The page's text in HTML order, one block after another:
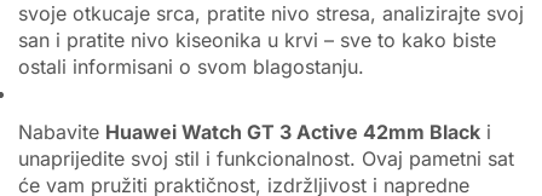
svoje otkucaje srca, pratite nivo stresa, analizirajte svoj
san i pratite nivo kiseonika u krvi – sve to kako biste
ostali informisani o svom blagostanju.
Nabavite Huawei Watch GT 3 Active 42mm Black i
unaprijedite svoj stil i funkcionalnost. Ovaj pametni sat
će vam pružiti praktičnost, izdržljivost i napredne